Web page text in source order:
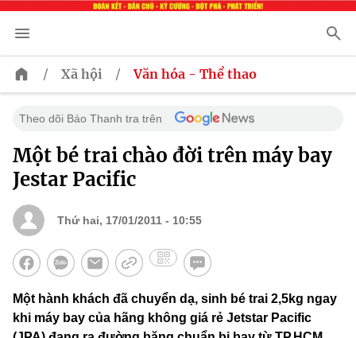
/ Xã hội / Văn hóa - Thể thao
Theo dõi Báo Thanh tra trên
Một bé trai chào đời trên máy bay
Jestar Pacific
Thứ hai, 17/01/2011 - 10:55
Một hành khách đã chuyển dạ, sinh bé trai 2,5kg ngay
khi máy bay của hãng không giá rẻ Jetstar Pacific